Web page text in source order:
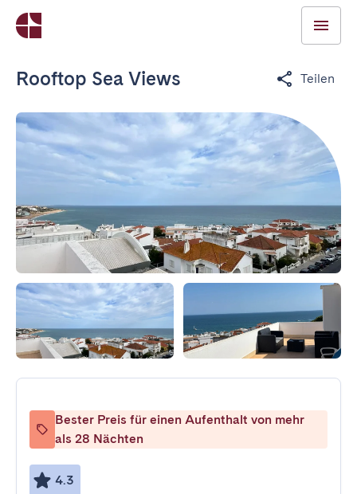
Rooftop Sea Views Teilen
Bester Preis für einen Aufenthalt von mehr
als 28 Nächten
4.3